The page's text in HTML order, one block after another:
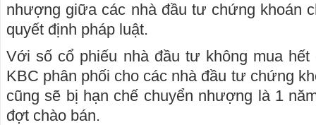
nhượng giữa các nhà đầu tư chứng khoán
quyết định pháp luật.
Với số cổ phiếu nhà đầu tư không mua
KBC phân phối cho các nhà đầu tư chứng
cũng sẽ bị hạn chế chuyển nhượng là 1
đợt chào bán.